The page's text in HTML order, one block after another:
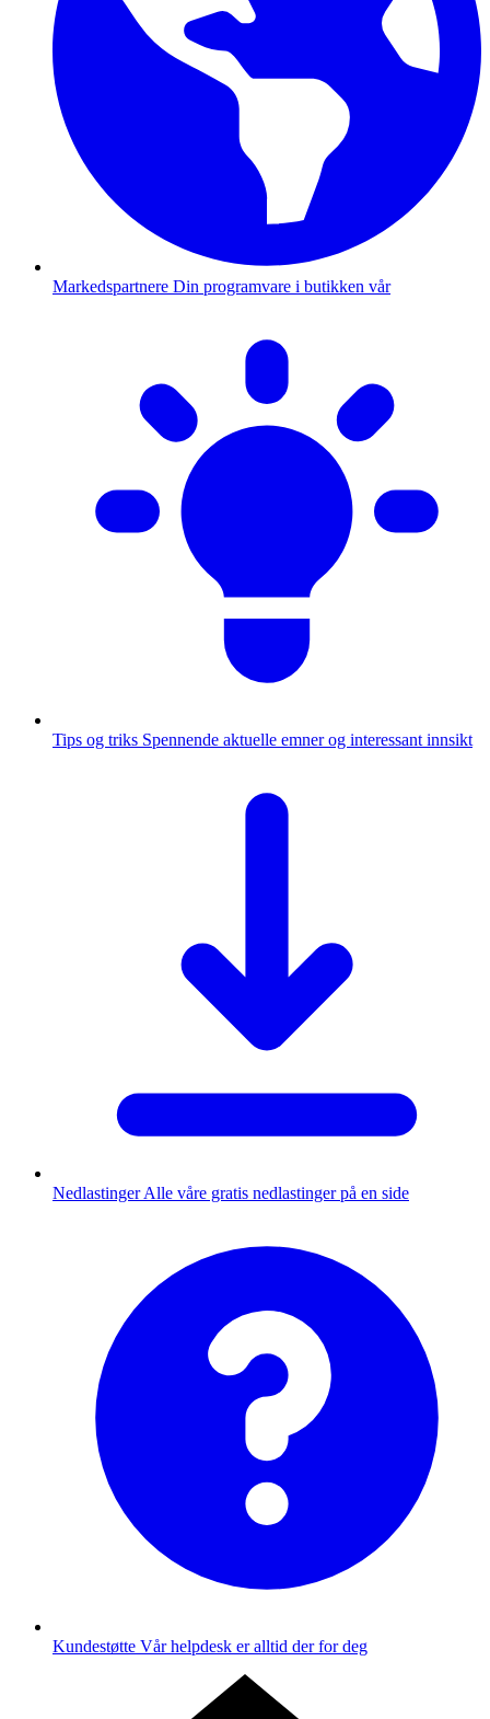
Markedspartnere Din programvare i butikken vår
Tips og triks Spennende aktuelle emner og interessant innsikt
Nedlastinger Alle våre gratis nedlastinger på en side
Kundestøtte Vår helpdesk er alltid der for deg